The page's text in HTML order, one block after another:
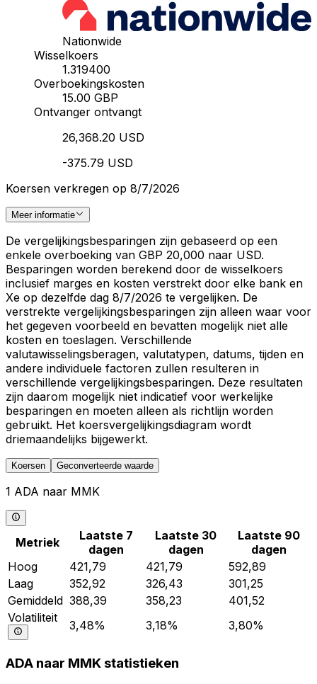
Nationwide
Wisselkoers
1.319400
Overboekingskosten
15.00 GBP
Ontvanger ontvangt
26,368.20 USD
-375.79 USD
Koersen verkregen op 8/7/2026
Meer informatie
De vergelijkingsbesparingen zijn gebaseerd op een
enkele overboeking van GBP 20,000 naar USD.
Besparingen worden berekend door de wisselkoers
inclusief marges en kosten verstrekt door elke bank en
Xe op dezelfde dag 8/7/2026 te vergelijken. De
verstrekte vergelijkingsbesparingen zijn alleen waar voor
het gegeven voorbeeld en bevatten mogelijk niet alle
kosten en toeslagen. Verschillende
valutawisselingsberagen, valutatypen, datums, tijden en
andere individuele factoren zullen resulteren in
verschillende vergelijkingsbesparingen. Deze resultaten
zijn daarom mogelijk niet indicatief voor werkelijke
besparingen en moeten alleen als richtlijn worden
gebruikt. Het koersvergelijkingsdiagram wordt
driemaandelijks bijgewerkt.
Koersen Geconverteerde waarde
1 ADA naar MMK
Metriek
Laatste 7
dagen
Laatste 30
dagen
Laatste 90
dagen
Hoog
421,79 421,79
592,89
Laag
352,92 326,43
301,25
Gemiddeld 388,39 358,23
401,52
Volatiliteit
3,48% 3,18% 3,80%
ADA naar MMK statistieken